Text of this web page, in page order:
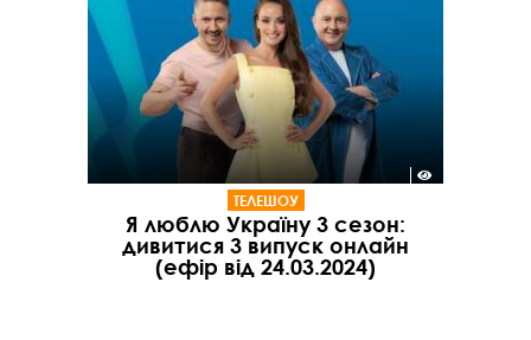
ТЕЛЕШОУ
Я люблю Україну 3 сезон:
дивитися 3 випуск онлайн
(ефір від 24.03.2024)